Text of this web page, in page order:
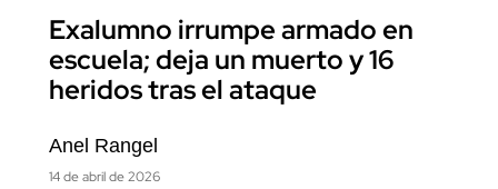
Exalumno irrumpe armado en
escuela; deja un muerto y 16
heridos tras el ataque
Anel Rangel
14 de abril de 2026